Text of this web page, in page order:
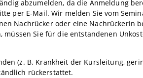
abzumelden, da die Anmeldung
per E-Mail. Wir melden Sie vom
Nachrücker oder eine Nachrückerin
Sie für die entstandenen
(z. B. Krankheit der Kursleitung,
rückerstattet.